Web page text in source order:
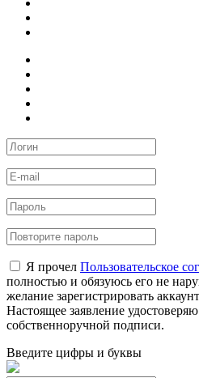
Я прочел Пользовательское
полностью и обязуюсь его не
желание зарегистрировать
Настоящее заявление
собственноручной подписи.
Введите цифры и буквы